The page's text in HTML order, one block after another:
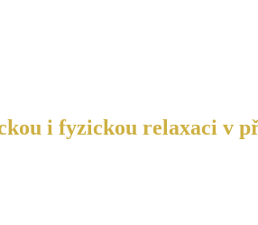
i fyzickou relaxaci v